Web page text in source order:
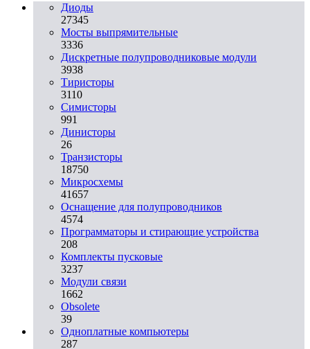
Диоды
27345
Мосты выпрямительные
3336
Дискретные полупроводниковые модули
3938
Тиристоры
3110
Симисторы
991
Динисторы
26
Транзисторы
18750
Микросхемы
41657
Оснащение для полупроводников
4574
Программаторы и стирающие устройства
208
Комплекты пусковые
3237
Модули связи
1662
Obsolete
39
Одноплатные компьютеры
287